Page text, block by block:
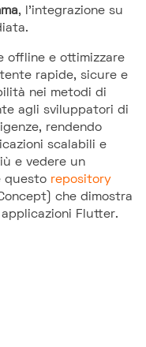
, l'integrazione su
offline e ottimizzare
rapide, sicure e
nei metodi di
agli sviluppatori di
rendendo
scalabili e
e vedere un
questo repository
che dimostra
Flutter.